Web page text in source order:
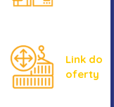
Link do
oferty